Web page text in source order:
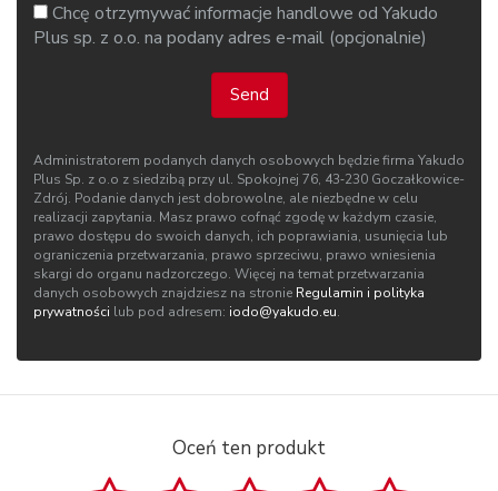
Chcę otrzymywać informacje handlowe od Yakudo
Plus sp. z o.o. na podany adres e-mail (opcjonalnie)
Send
Administratorem podanych danych osobowych będzie firma Yakudo
Plus Sp. z o.o z siedzibą przy ul. Spokojnej 76, 43‑230 Goczałkowice-
Zdrój. Podanie danych jest dobrowolne, ale niezbędne w celu
realizacji zapytania. Masz prawo cofnąć zgodę w każdym czasie,
prawo dostępu do swoich danych, ich poprawiania, usunięcia lub
ograniczenia przetwarzania, prawo sprzeciwu, prawo wniesienia
skargi do organu nadzorczego. Więcej na temat przetwarzania
danych osobowych znajdziesz na stronie Regulamin i polityka
prywatności lub pod adresem: iodo@yakudo.eu.
Oceń ten produkt